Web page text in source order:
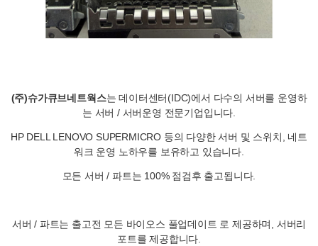
(주)슈가큐브네트웍스는 데이터센터(IDC)에서 다수의 서버를 운영하
는 서버 / 서버운영 전문기업입니다.
HP DELL LENOVO SUPERMICRO 등의 다양한 서버 및 스위치, 네트
워크 운영 노하우를 보유하고 있습니다.
모든 서버 / 파트는 100% 점검후 출고됩니다.
서버 / 파트는 출고전 모든 바이오스 풀업데이트 로 제공하며, 서버리
포트를 제공합니다.